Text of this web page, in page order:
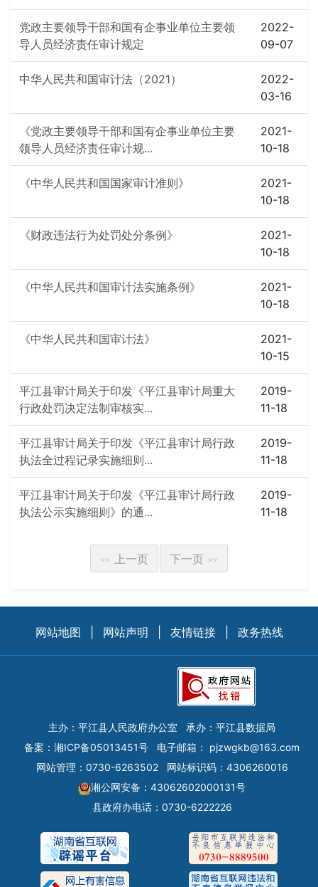
党政主要领导干部和国有企事业单位主要领
导人员经济责任审计规定
2022-
09-07
中华人民共和国审计法（2021）
2022-
03-16
《党政主要领导干部和国有企事业单位主要
领导人员经济责任审计规...
2021-
10-18
《中华人民共和国国家审计准则》
2021-
10-18
《财政违法行为处罚处分条例》
2021-
10-18
《中华人民共和国审计法实施条例》
2021-
10-18
《中华人民共和国审计法》
2021-
10-15
平江县审计局关于印发《平江县审计局重大
行政处罚决定法制审核实...
2019-
11-18
平江县审计局关于印发《平江县审计局行政
执法全过程记录实施细则...
2019-
11-18
平江县审计局关于印发《平江县审计局行政
执法公示实施细则》的通...
2019-
11-18
<< 上一页 下一页 >>
网站地图 网站声明 友情链接 政务热线
主办：平江县人民政府办公室
承办：平江县数据局
备案： 湘ICP备05013451号 电子邮箱： pjzwgkb@163.com
网站管理：0730-6263502
网站标识码：4306260016
湘公网安备：43062602000131号
县政府办电话：0730-6222226